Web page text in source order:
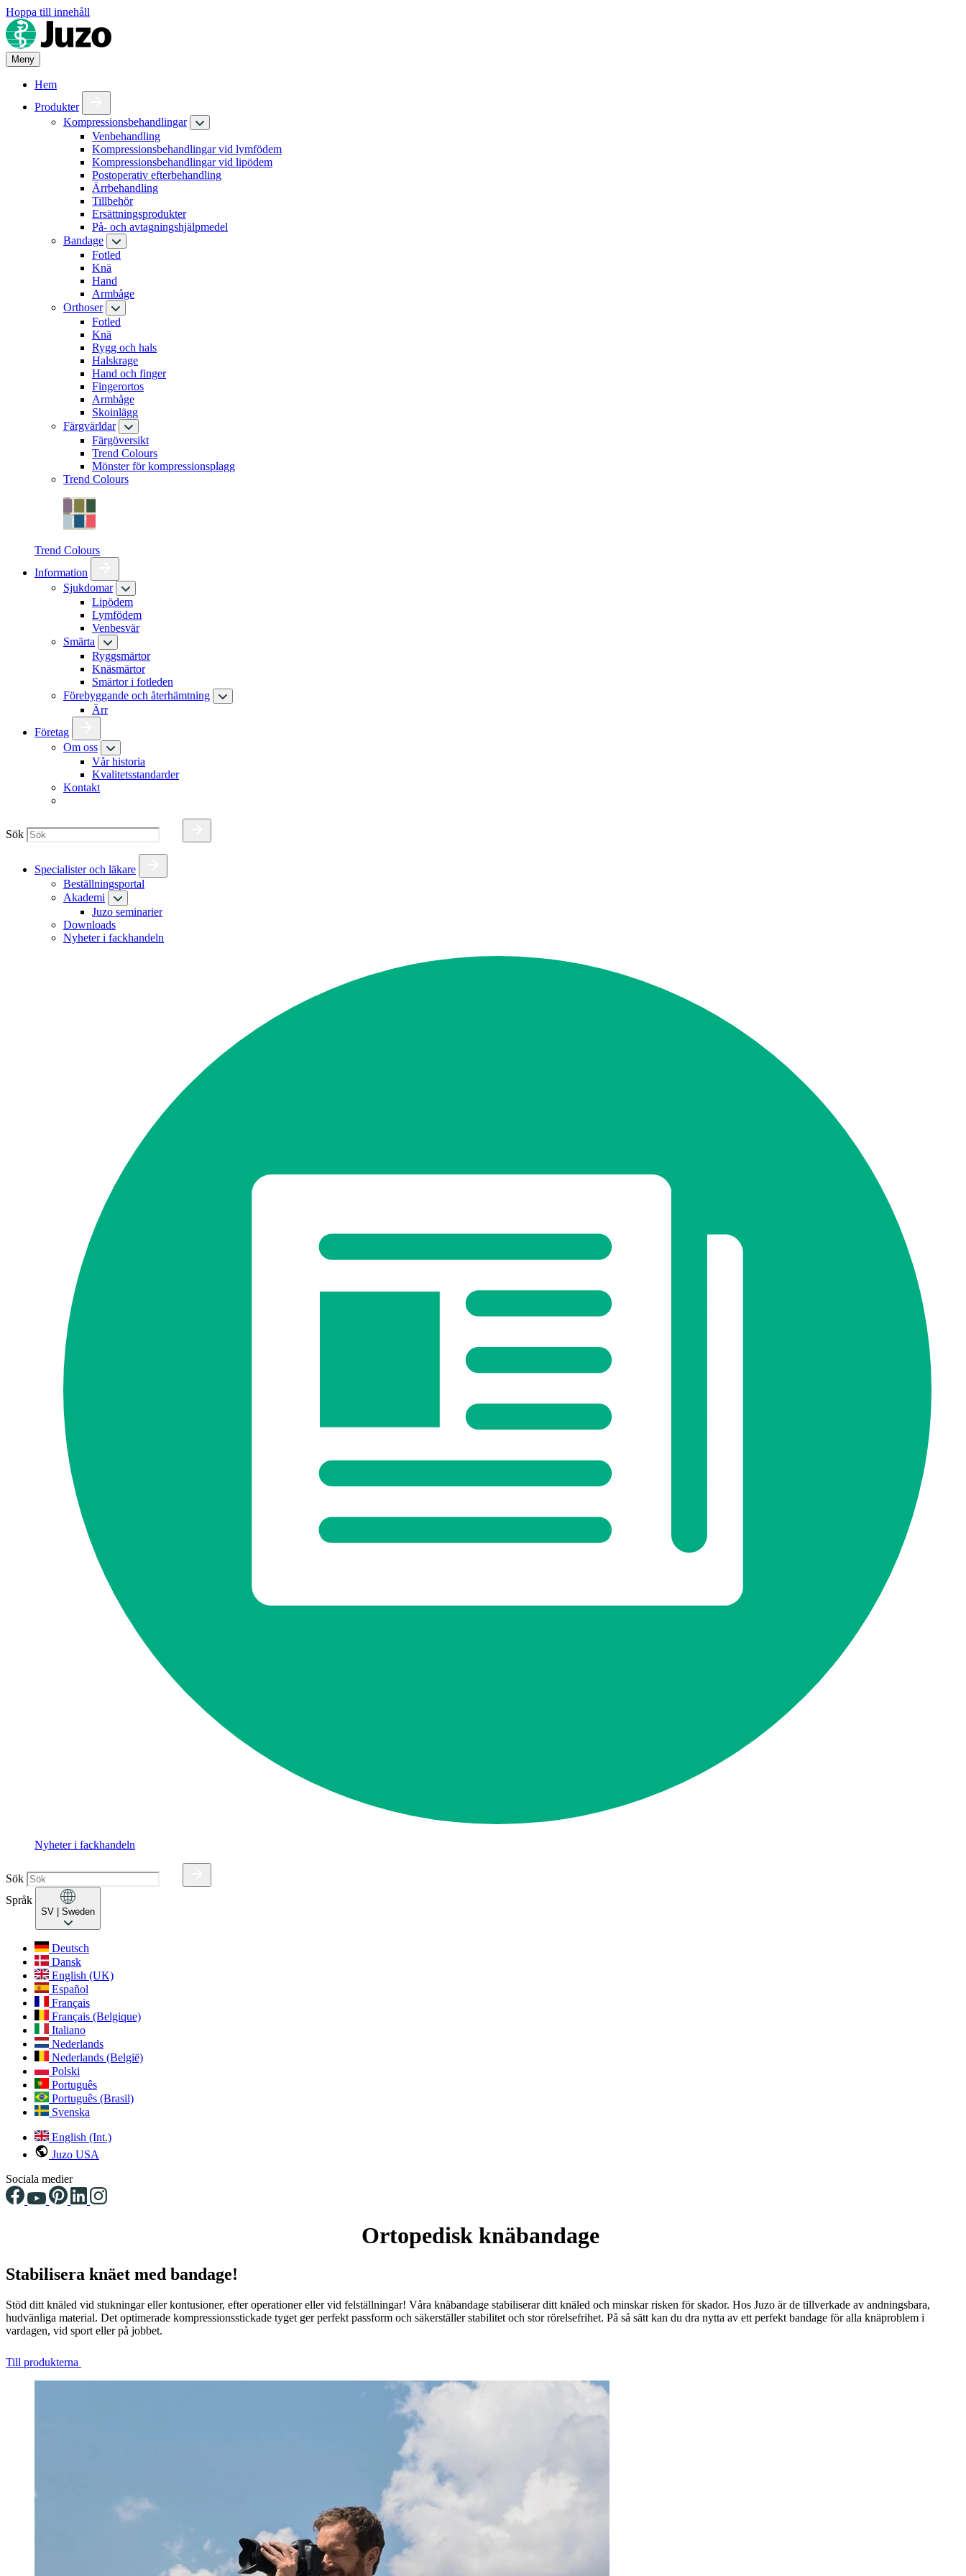
Hoppa till innehåll
Meny
Hem
Produkter
Kompressionsbehandlingar
Venbehandling
Kompressionsbehandlingar vid lymfödem
Kompressionsbehandlingar vid lipödem
Postoperativ efterbehandling
Ärrbehandling
Tillbehör
Ersättningsprodukter
På- och avtagningshjälpmedel
Bandage
Fotled
Knä
Hand
Armbåge
Orthoser
Fotled
Knä
Rygg och hals
Halskrage
Hand och finger
Fingerortos
Armbåge
Skoinlägg
Färgvärldar
Färgöversikt
Trend Colours
Mönster för kompressionsplagg
Trend Colours
Trend Colours
Information
Sjukdomar
Lipödem
Lymfödem
Venbesvär
Smärta
Ryggsmärtor
Knäsmärtor
Smärtor i fotleden
Förebyggande och återhämtning
Ärr
Företag
Om oss
Vår historia
Kvalitetsstandarder
Kontakt
Sök
Specialister och läkare
Beställningsportal
Akademi
Juzo seminarier
Downloads
Nyheter i fackhandeln
Nyheter i fackhandeln
Sök
Språk
SV | Sweden
Deutsch
Dansk
English (UK)
Español
Français
Français (Belgique)
Italiano
Nederlands
Nederlands (België)
Polski
Português
Português (Brasil)
Svenska
English (Int.)
Juzo USA
Sociala medier
Ortopedisk knäbandage
Stabilisera knäet med bandage!
Stöd ditt knäled vid stukningar eller kontusioner, efter operationer eller vid felställningar! Våra knäbandage stabiliserar ditt knäled och minskar risken för skador. Hos Juzo är de tillverkade av andningsbara,
hudvänliga material. Det optimerade kompressionsstickade tyget ger perfekt passform och säkerställer stabilitet och stor rörelsefrihet. På så sätt kan du dra nytta av ett perfekt bandage för alla knäproblem i
vardagen, vid sport eller på jobbet.
Till produkterna